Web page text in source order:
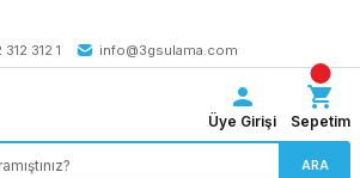
312 312 1
info@3gsulama.com
ARA
Üye Girişi Sepetim